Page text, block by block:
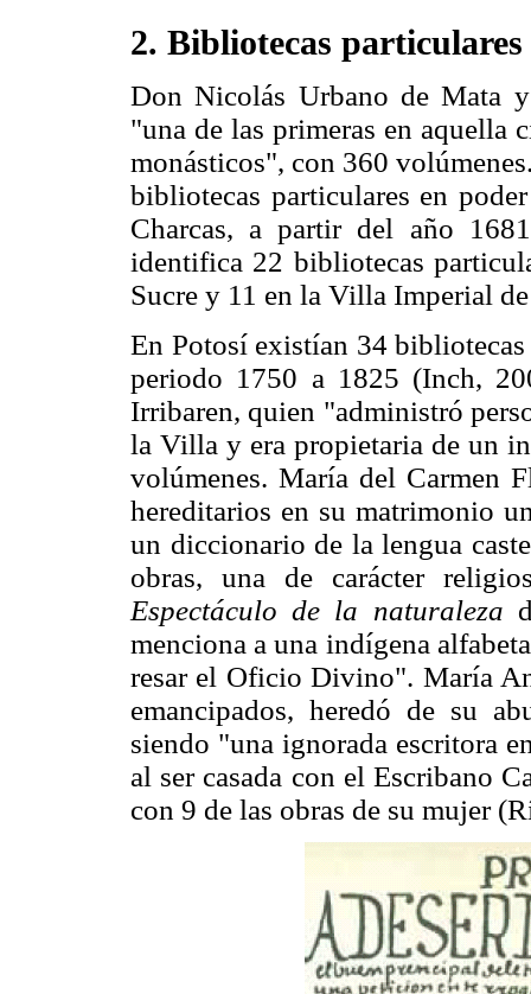
2. Bibliotecas
Don Nicolás Urbano de Mata
"una de las primeras en aquella
monásticos", con 360
bibliotecas particulares en
Charcas, a partir del año
identifica 22 bibliotecas
Sucre y 11 en la Villa Imperial
En Potosí existían 34
periodo 1750 a 1825 (Inch,
Irribaren, quien "administró
la Villa y era propietaria de un
volúmenes. María del Carmen
hereditarios en su matrimonio
un diccionario de la lengua
obras, una de carácter
Espectáculo de la naturaleza
menciona a una indígena
resar el Oficio Divino". María
emancipados, heredó de su
siendo "una ignorada escritora
al ser casada con el Escribano
con 9 de las obras de su mujer